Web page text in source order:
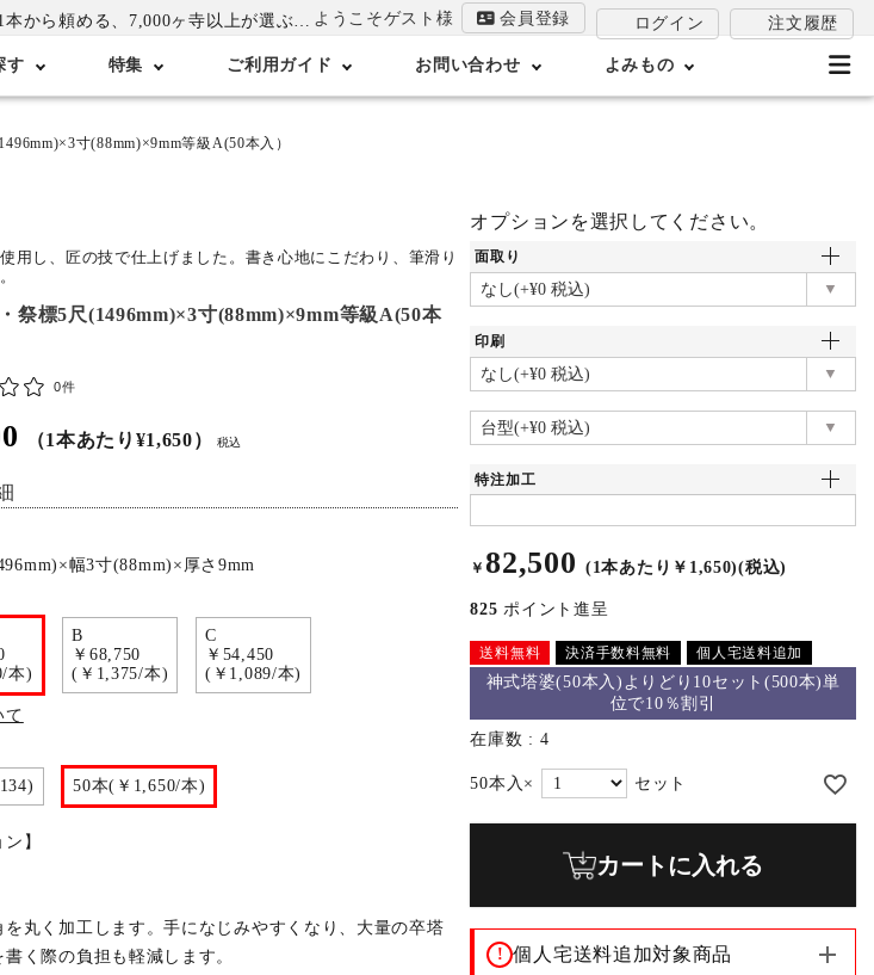
める、7,000ヶ寺以上が選ぶ卒塔婆専門店 ようこそゲスト様 会員登録 ログイン 注文履歴
す 特集 ご利用ガイド お問い合わせ よみもの
寸(88mm)×9mm等級A(50本入）
用し、匠の技で仕上げました。書き心地にこだわり、筆滑り
祭標5尺(1496mm)×3寸(88mm)×9mm等級A(50本
0件
（1本あたり¥1,650） 税込
幅3寸(88mm)×厚さ9mm
本)
B
￥68,750
(￥1,375/本)
C
￥54,450
(￥1,089/本)
て
50本(￥1,650/本)
】
を丸く加工します。手になじみやすくなり、大量の卒塔
く際の負担も軽減します。
オプションを選択してください。
面取り
印刷
特注加工
￥82,500 (1本あたり￥1,650)(税込)
825 ポイント進呈
送料無料 決済手数料無料 個人宅送料追加
神式塔婆(50本入)よりどり10セット(500本)単
位で10％割引
在庫数
4
カートに入れる
! 個人宅送料追加対象商品